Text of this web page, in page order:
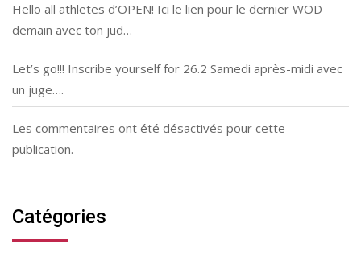
Hello all athletes d’OPEN! Ici le lien pour le dernier WOD
demain avec ton jud…
Let’s go!!! Inscribe yourself for 26.2 Samedi après-midi avec
un juge….
Les commentaires ont été désactivés pour cette
publication.
Catégories